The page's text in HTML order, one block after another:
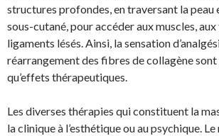
structures profondes, en traversant la peau
sous-cutané, pour accéder aux muscles,
ligaments lésés. Ainsi, la sensation
réarrangement des fibres de collagène
qu’effets thérapeutiques.
Les diverses thérapies qui constituent la
la clinique à l’esthétique ou au psychique.